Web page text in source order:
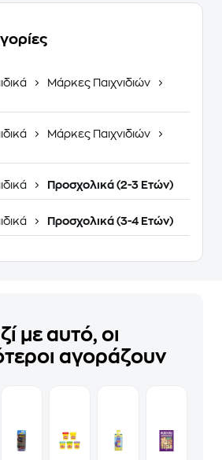
Μάρκες Παιχνιδιών
Μάρκες Παιχνιδιών
Προσχολικά (2-3 Ετών)
Προσχολικά (3-4 Ετών)
με αυτό, οι
αγοράζουν